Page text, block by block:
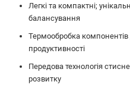
Легкі та компактні;
балансування
Термообробка
продуктивності
Передова технологія
розвитку